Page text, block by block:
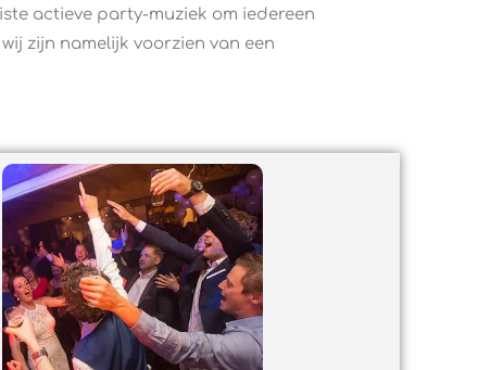
actieve party-muziek om iedereen
zijn namelijk voorzien van een